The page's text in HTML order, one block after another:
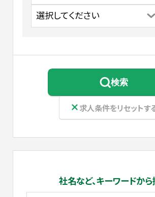
検索
求人条件をリセットす
社名など、キーワードか